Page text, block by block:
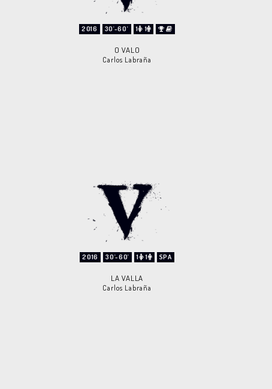
2016 30'-60' 1 1
O VALO
Carlos Labraña
2016 30'-60' 1 1 SPA
LA VALLA
Carlos Labraña